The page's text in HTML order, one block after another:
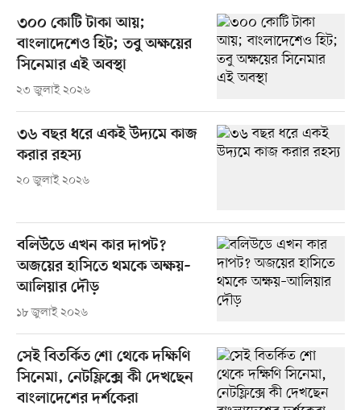
৩০০ কোটি টাকা আয়;
বাংলাদেশেও হিট; তবু অক্ষয়ের
সিনেমার এই অবস্থা
২৩ জুলাই ২০২৬
৩৬ বছর ধরে একই উদ্যমে কাজ
করার রহস্য
২০ জুলাই ২০২৬
বলিউডে এখন কার দাপট?
অজয়ের হাসিতে থমকে অক্ষয়–
আলিয়ার দৌড়
১৮ জুলাই ২০২৬
সেই বিতর্কিত শো থেকে দক্ষিণি
সিনেমা, নেটফ্লিক্সে কী দেখছেন
বাংলাদেশের দর্শকেরা